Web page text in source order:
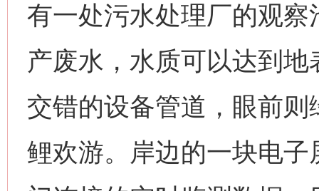
有一处污水处理厂的观
产废水，水质可以达到
交错的设备管道，眼前
鲤欢游。岸边的一块电